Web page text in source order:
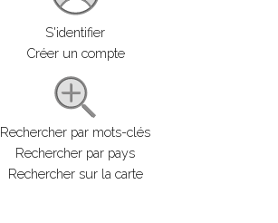
S'identifier
Créer un compte
Rechercher par mots-clés
Rechercher par pays
Rechercher sur la carte